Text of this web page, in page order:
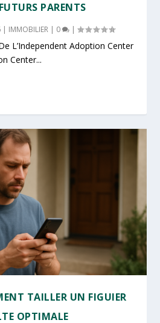
PARENTS
| IMMOBILIER | 0 |
L’Independent Adoption Center
Center...
TAILLER UN FIGUIER
OPTIMALE